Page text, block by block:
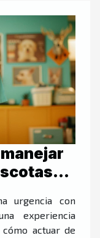
urgencia con
experiencia
actuar de